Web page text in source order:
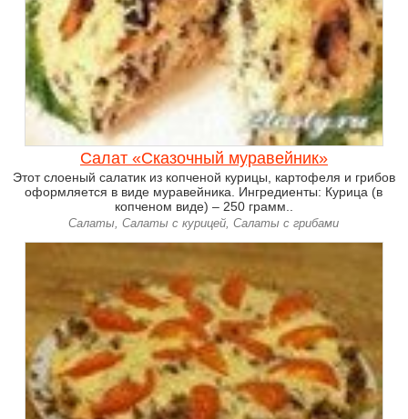
Салат «Сказочный муравейник»
Этот слоеный салатик из копченой курицы, картофеля и грибов
оформляется в виде муравейника. Ингредиенты: Курица (в
копченом виде) – 250 грамм..
Салаты, Салаты с курицей, Салаты с грибами